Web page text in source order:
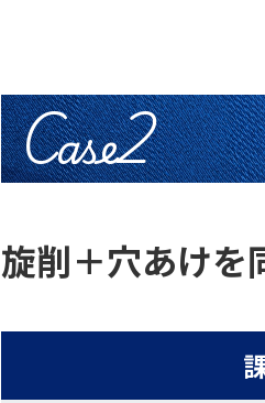
Case2
旋削＋穴あけを